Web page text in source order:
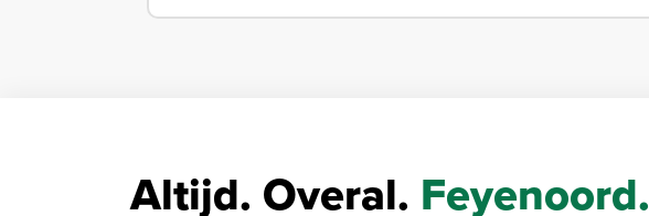
Altijd. Overal. Feyenoord.